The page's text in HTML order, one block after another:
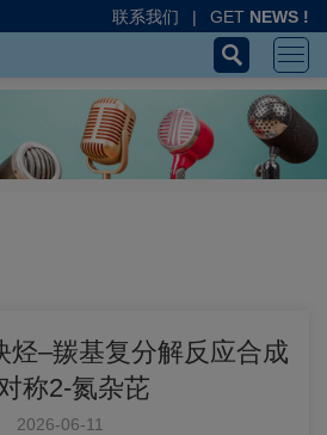
联系我们 | GET NEWS !
烃–羰基复分解反应合成
称2-氮杂芘
2026-06-11